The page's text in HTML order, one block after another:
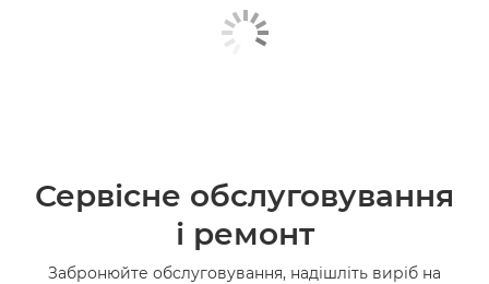
Сервісне обслуговування
і ремонт
Забронюйте обслуговування, надішліть виріб на